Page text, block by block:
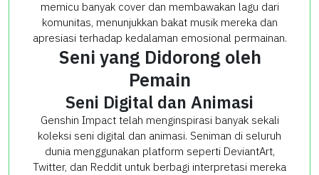
memicu banyak cover dan membawakan lagu dari
komunitas, menunjukkan bakat musik mereka dan
apresiasi terhadap kedalaman emosional permainan.
Seni yang Didorong oleh
Pemain
Seni Digital dan Animasi
Genshin Impact telah menginspirasi banyak sekali
koleksi seni digital dan animasi. Seniman di seluruh
dunia menggunakan platform seperti DeviantArt,
Twitter, dan Reddit untuk berbagi interpretasi mereka